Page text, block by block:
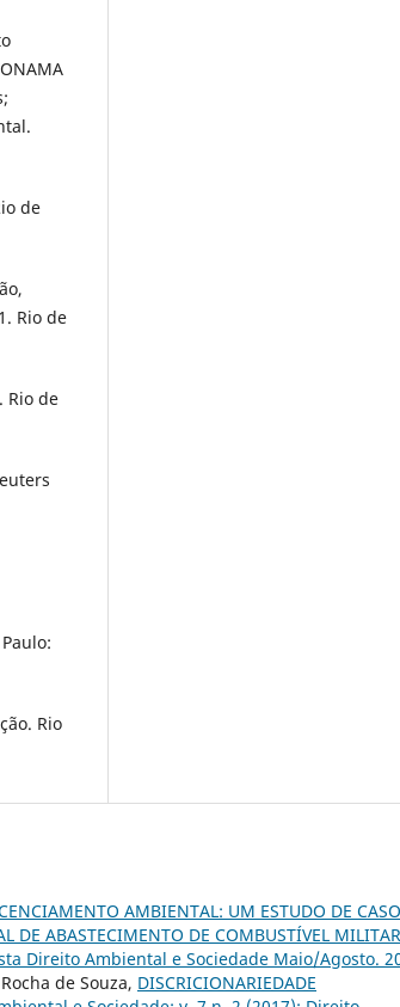
de
Rio de
Rio de
Rio
AMBIENTAL: UM ESTUDO DE
DE ABASTECIMENTO DE COMBUSTÍVEL MILITAR
Direito Ambiental e Sociedade Maio/Agosto.
de Souza, DISCRICIONARIEDADE